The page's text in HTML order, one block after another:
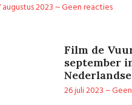
augustus 2023 Geen reacties
Film de
september
26 juli 2023